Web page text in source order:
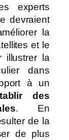
experts
devraient
la
et le
illustrer la
dans
à un
des
. En
de la
de plus